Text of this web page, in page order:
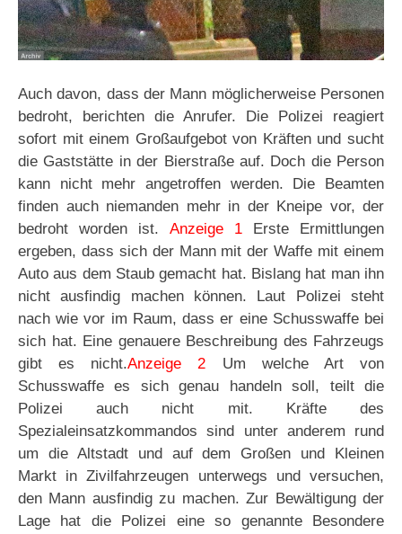
Auch davon, dass der Mann möglicherweise Personen
bedroht, berichten die Anrufer. Die Polizei reagiert
sofort mit einem Großaufgebot von Kräften und sucht
die Gaststätte in der Bierstraße auf. Doch die Person
kann nicht mehr angetroffen werden. Die Beamten
finden auch niemanden mehr in der Kneipe vor, der
bedroht worden ist. Anzeige 1Erste Ermittlungen
ergeben, dass sich der Mann mit der Waffe mit einem
Auto aus dem Staub gemacht hat. Bislang hat man ihn
nicht ausfindig machen können. Laut Polizei steht
nach wie vor im Raum, dass er eine Schusswaffe bei
sich hat. Eine genauere Beschreibung des Fahrzeugs
gibt es nicht.Anzeige 2 Um welche Art von
Schusswaffe es sich genau handeln soll, teilt die
Polizei auch nicht mit. Kräfte des
Spezialeinsatzkommandos sind unter anderem rund
um die Altstadt und auf dem Großen und Kleinen
Markt in Zivilfahrzeugen unterwegs und versuchen,
den Mann ausfindig zu machen. Zur Bewältigung der
Lage hat die Polizei eine so genannte Besondere